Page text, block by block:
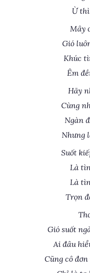
Ừ
Mây
Gió
Khúc
Êm
Hãy
Cùng
Ngàn
Nhưng
Suốt
Là
Là
Trọn
Gió suốt
Ai đâu
Cũng cô